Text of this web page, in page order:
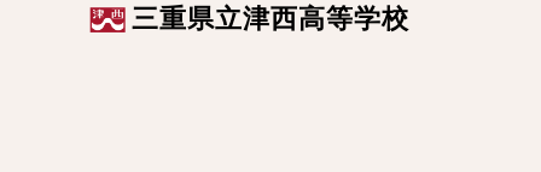
三重県立津西高等学校